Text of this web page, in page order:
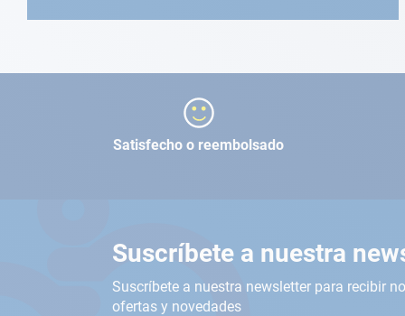
Satisfecho o reembolsado
Suscríbete a nuestra
Suscríbete a nuestra newsletter para recibir
ofertas y novedades